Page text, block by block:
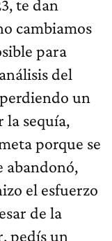
te dan
cambiamos
para
del
un
la sequía,
porque se
abandonó,
el esfuerzo
de la
pedís un